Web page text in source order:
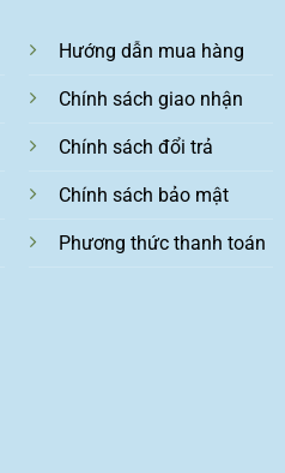
Hướng dẫn mua hàng
Chính sách giao nhận
Chính sách đổi trả
Chính sách bảo mật
Phương thức thanh toán